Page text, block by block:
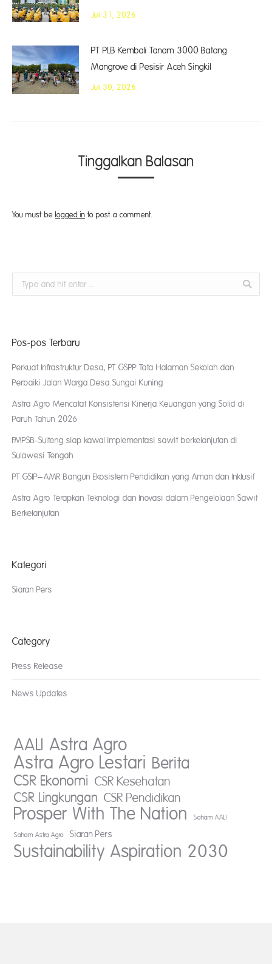
Juli 31, 2026
PT PLB Kembali Tanam 3000 Batang
Mangrove di Pesisir Aceh Singkil
Juli 30, 2026
Tinggalkan Balasan
You must be logged in to post a comment.
Search:
Pos-pos Terbaru
Perkuat Infrastruktur Desa, PT GSPP Tata Halaman Sekolah dan
Perbaiki Jalan Warga Desa Sungai Kuning
Astra Agro Mencatat Konsistensi Kinerja Keuangan yang Solid di
Paruh Tahun 2026
FMPSB-Sulteng siap kawal implementasi sawit berkelanjutan di
Sulawesi Tengah
PT GSIP–AMR Bangun Ekosistem Pendidikan yang Aman dan Inklusif
Astra Agro Terapkan Teknologi dan Inovasi dalam Pengelolaan Sawit
Berkelanjutan
Kategori
Siaran Pers
Category
Press Release
News Updates
AALI Astra Agro
Astra Agro Lestari Berita
CSR Ekonomi CSR Kesehatan
CSR Lingkungan CSR Pendidikan
Prosper With The Nation Saham AALI
Saham Astra Agro Siaran Pers
Sustainability Aspiration 2030